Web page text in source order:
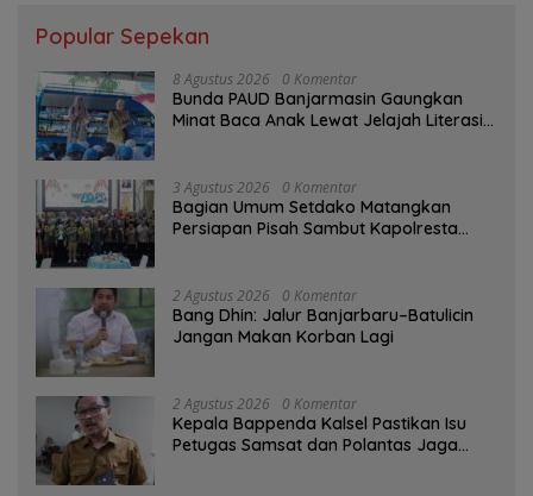
Popular Sepekan
8 Agustus 2026 0 Komentar
Bunda PAUD Banjarmasin Gaungkan
Minat Baca Anak Lewat Jelajah Literasi
3 Agustus 2026 0 Komentar
Bagian Umum Setdako Matangkan
Persiapan Pisah Sambut Kapolresta
2 Agustus 2026 0 Komentar
Bang Dhin: Jalur Banjarbaru–Batulicin
Jangan Makan Korban Lagi
2 Agustus 2026 0 Komentar
Kepala Bappenda Kalsel Pastikan Isu
Petugas Samsat dan Polantas Jaga